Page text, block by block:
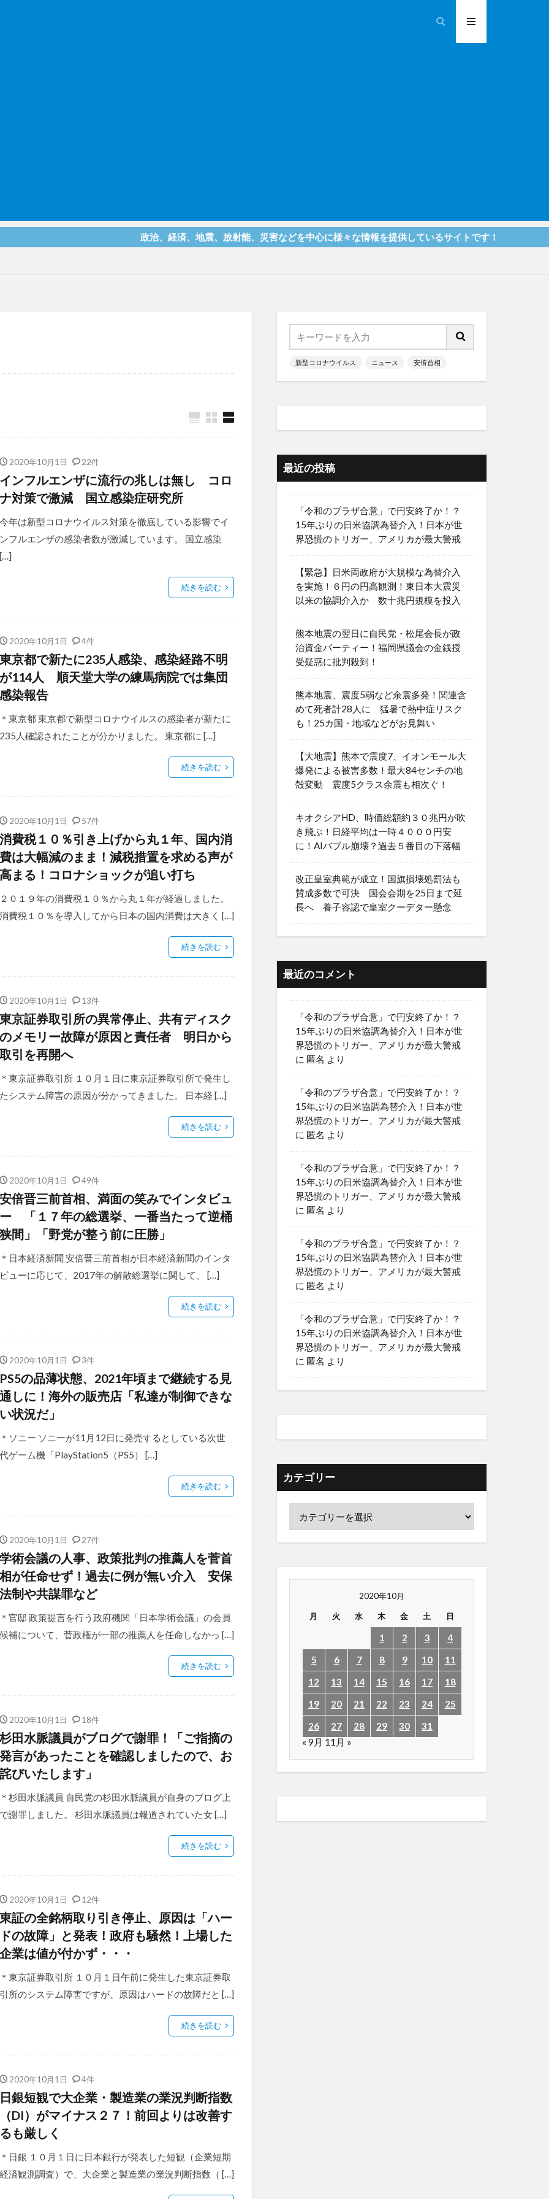
政治、経済、地震、放射能、災害などを中心に様々な情報を提供しているサイトです！
2020年10月1日 22件
インフルエンザに流行の兆しは無し コロ
ナ対策で激減 国立感染症研究所
今年は新型コロナウイルス対策を徹底している影響でイ
ンフルエンザの感染者数が激減しています。 国立感染
[…]
続きを読む
2020年10月1日 4件
東京都で新たに235人感染、感染経路不明
が114人 順天堂大学の練馬病院では集団
感染報告
＊東京都 東京都で新型コロナウイルスの感染者が新たに
235人確認されたことが分かりました。 東京都に […]
続きを読む
2020年10月1日 57件
消費税１０％引き上げから丸１年、国内消
費は大幅減のまま！減税措置を求める声が
高まる！コロナショックが追い打ち
２０１９年の消費税１０％から丸１年が経過しました。
消費税１０％を導入してから日本の国内消費は大きく […]
続きを読む
2020年10月1日 13件
東京証券取引所の異常停止、共有ディスク
のメモリー故障が原因と責任者 明日から
取引を再開へ
＊東京証券取引所 １０月１日に東京証券取引所で発生し
たシステム障害の原因が分かってきました。 日本経 […]
続きを読む
2020年10月1日 49件
安倍晋三前首相、満面の笑みでインタビュ
ー 「１７年の総選挙、一番当たって逆桶
狭間」「野党が整う前に圧勝」
＊日本経済新聞 安倍晋三前首相が日本経済新聞のインタ
ビューに応じて、2017年の解散総選挙に関して、 […]
続きを読む
2020年10月1日 3件
PS5の品薄状態、2021年頃まで継続する見
通しに！海外の販売店「私達が制御できな
い状況だ」
＊ソニー ソニーが11月12日に発売するとしている次世
代ゲーム機「PlayStation5（PS5） […]
続きを読む
2020年10月1日 27件
学術会議の人事、政策批判の推薦人を菅首
相が任命せず！過去に例が無い介入 安保
法制や共謀罪など
＊官邸 政策提言を行う政府機関「日本学術会議」の会員
候補について、菅政権が一部の推薦人を任命しなかっ […]
続きを読む
2020年10月1日 18件
杉田水脈議員がブログで謝罪！「ご指摘の
発言があったことを確認しましたので、お
詫びいたします」
＊杉田水脈議員 自民党の杉田水脈議員が自身のブログ上
で謝罪しました。 杉田水脈議員は報道されていた女 […]
続きを読む
2020年10月1日 12件
東証の全銘柄取り引き停止、原因は「ハー
ドの故障」と発表！政府も騒然！上場した
企業は値が付かず・・・
＊東京証券取引所 １０月１日午前に発生した東京証券取
引所のシステム障害ですが、原因はハードの故障だと […]
続きを読む
2020年10月1日 4件
日銀短観で大企業・製造業の業況判断指数
（DI）がマイナス２７！前回よりは改善す
るも厳しく
＊日銀 １０月１日に日本銀行が発表した短観（企業短期
経済観測調査）で、大企業と製造業の業況判断指数（ […]
新型コロナウイルス ニュース 安倍首相
最近の投稿
「令和のプラザ合意」で円安終了か！？
15年ぶりの日米協調為替介入！日本が世
界恐慌のトリガー、アメリカが最大警戒
【緊急】日米両政府が大規模な為替介入
を実施！６円の円高観測！東日本大震災
以来の協調介入か 数十兆円規模を投入
熊本地震の翌日に自民党・松尾会長が政
治資金パーティー！福岡県議会の金銭授
受疑惑に批判殺到！
熊本地震、震度5弱など余震多発！関連含
めて死者計28人に 猛暑で熱中症リスク
も！25カ国・地域などがお見舞い
【大地震】熊本で震度7、イオンモール大
爆発による被害多数！最大84センチの地
殻変動 震度5クラス余震も相次ぐ！
キオクシアHD、時価総額約３０兆円が吹
き飛ぶ！日経平均は一時４０００円安
に！AIバブル崩壊？過去５番目の下落幅
改正皇室典範が成立！国旗損壊処罰法も
賛成多数で可決 国会会期を25日まで延
長へ 養子容認で皇室クーデター懸念
最近のコメント
「令和のプラザ合意」で円安終了か！？
15年ぶりの日米協調為替介入！日本が世
界恐慌のトリガー、アメリカが最大警戒
に 匿名 より
「令和のプラザ合意」で円安終了か！？
15年ぶりの日米協調為替介入！日本が世
界恐慌のトリガー、アメリカが最大警戒
に 匿名 より
「令和のプラザ合意」で円安終了か！？
15年ぶりの日米協調為替介入！日本が世
界恐慌のトリガー、アメリカが最大警戒
に 匿名 より
「令和のプラザ合意」で円安終了か！？
15年ぶりの日米協調為替介入！日本が世
界恐慌のトリガー、アメリカが最大警戒
に 匿名 より
「令和のプラザ合意」で円安終了か！？
15年ぶりの日米協調為替介入！日本が世
界恐慌のトリガー、アメリカが最大警戒
に 匿名 より
カテゴリー
2020年10月
月 火 水 木 金 土 日
1 2 3
4
5
6 7 8 9 10
11
12
13 14 15 16 17
18
19
20 21 22 23 24
25
26
27 28 29 30
31
« 9月 11月 »